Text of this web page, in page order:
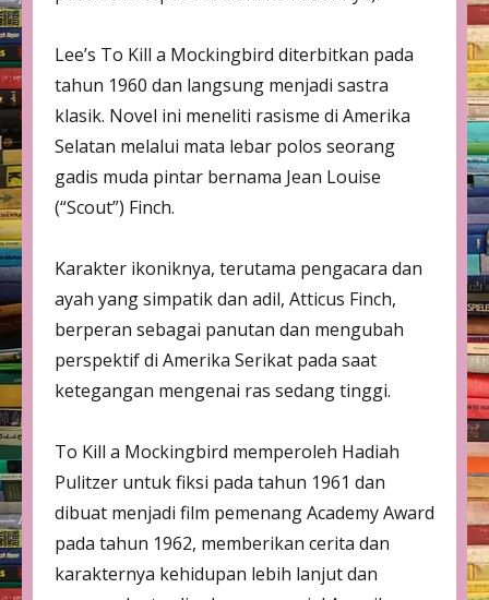
Lee’s To Kill a Mockingbird diterbitkan pada
tahun 1960 dan langsung menjadi sastra
klasik. Novel ini meneliti rasisme di Amerika
Selatan melalui mata lebar polos seorang
gadis muda pintar bernama Jean Louise
(“Scout”) Finch.
Karakter ikoniknya, terutama pengacara dan
ayah yang simpatik dan adil, Atticus Finch,
berperan sebagai panutan dan mengubah
perspektif di Amerika Serikat pada saat
ketegangan mengenai ras sedang tinggi.
To Kill a Mockingbird memperoleh Hadiah
Pulitzer untuk fiksi pada tahun 1961 dan
dibuat menjadi film pemenang Academy Award
pada tahun 1962, memberikan cerita dan
karakternya kehidupan lebih lanjut dan